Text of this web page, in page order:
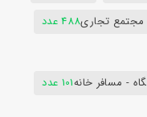
مجتمع تجاری488 عدد
- مسافر خانه101 عدد